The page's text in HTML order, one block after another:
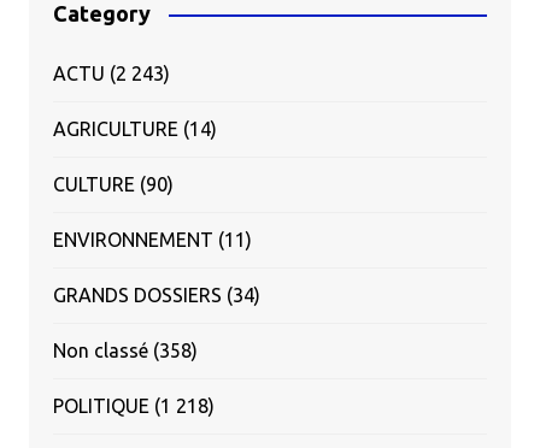
Category
ACTU (2 243)
AGRICULTURE (14)
CULTURE (90)
ENVIRONNEMENT (11)
GRANDS DOSSIERS (34)
Non classé(358)
POLITIQUE (1 218)